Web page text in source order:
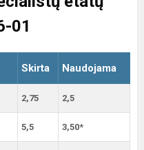
01
Skirta Naudojama
2,75 2,5
5,5 3,50*